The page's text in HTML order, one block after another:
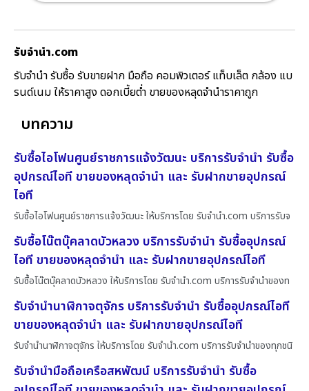
รับจํานํา.com
รับจำนำ รับซื้อ รับขายฝาก มือถือ คอมพิวเตอร์ แท็บเล็ต กล้อง แบ
รนด์เนม ให้ราคาสูง ดอกเบี้ยต่ำ ขายของหลุดจำนำราคาถูก
บทความ
รับซื้อไอโฟนศูนย์ราชการแจ้งวัฒนะ บริการรับจำนำ รับซื้อ
อุปกรณ์ไอที ขายของหลุดจำนำ และ รับฝากขายอุปกรณ์
ไอที
รับซื้อไอโฟนศูนย์ราชการแจ้งวัฒนะ ให้บริการโดย รับจํานํา.com บริการรับจ
รับซื้อโน๊ตบุ๊คลาดบัวหลวง บริการรับจำนำ รับซื้ออุปกรณ์
ไอที ขายของหลุดจำนำ และ รับฝากขายอุปกรณ์ไอที
รับซื้อโน๊ตบุ๊คลาดบัวหลวง ให้บริการโดย รับจํานํา.com บริการรับจำนำของท
รับจำนำนาฬิกาจตุจักร บริการรับจำนำ รับซื้ออุปกรณ์ไอที
ขายของหลุดจำนำ และ รับฝากขายอุปกรณ์ไอที
รับจำนำนาฬิกาจตุจักร ให้บริการโดย รับจํานํา.com บริการรับจำนำของทุกชนิ
รับจำนำมือถือเครือสหพัฒน์ บริการรับจำนำ รับซื้อ